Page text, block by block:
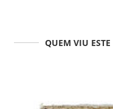
QUEM VIU